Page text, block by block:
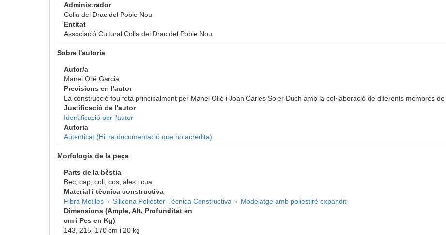
Administrador
Colla del Drac del Poble Nou
Entitat
Associació Cultural Colla del Drac del Poble Nou
Sobre l'autoria
Autor/a
Manel Ollé Garcia
Precisions en l'autor
La construcció fou feta principalment per Manel Ollé i Joan Carles Soler Duch amb la col·laboració de diferents membres
Justificació de l'autor
Identificació per l'autor
Autoria
Autenticat (Hi ha documentació que ho acredita)
Morfologia de la peça
Parts de la bèstia
Bec, cap, coll, cos, ales i cua.
Material i tècnica constructiva
Fibra Motlles › Silicona Polièster Tècnica Constructiva › Modelatge amb poliestirè expandit
Dimensions (Ample, Alt, Profunditat en
cm i Pes en Kg)
143, 215, 170 cm i 20 kg